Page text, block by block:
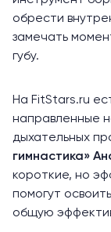
обрести
замечать
губу.
На FitStars.ru
направленные
дыхательных
гимнастика»
короткие, но
помогут
общую